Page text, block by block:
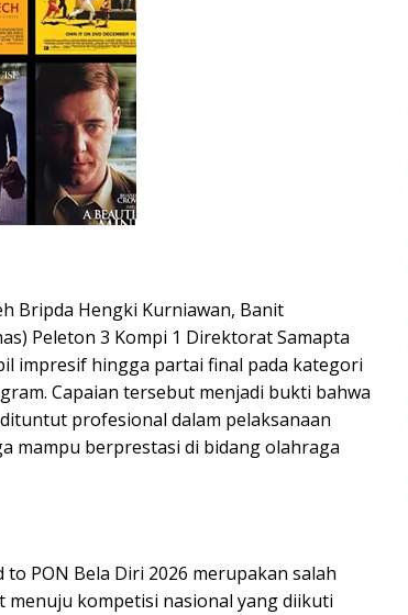
Bripda Hengki Kurniawan, Banit
Peleton 3 Kompi 1 Direktorat Samapta
impresif hingga partai final pada kategori
Capaian tersebut menjadi bukti bahwa
profesional dalam pelaksanaan
mampu berprestasi di bidang olahraga
to PON Bela Diri 2026 merupakan salah
menuju kompetisi nasional yang diikuti